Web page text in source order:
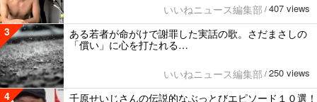
いいねニュース編集部 / 407 views
3
ある若者が命がけで謝罪した実話の歌。さだまさしの
「償い」に心を打たれる…
いいねニュース編集部 / 250 views
4
千原せいじさんの伝説的なぶっとびエピソード１０選！